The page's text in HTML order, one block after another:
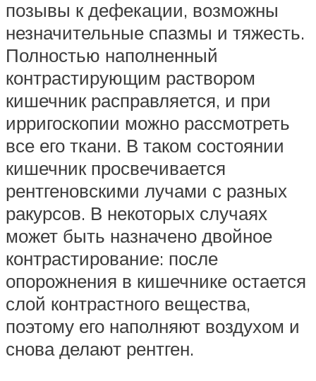
позывы к дефекации, возможны
незначительные спазмы и тяжесть.
Полностью наполненный
контрастирующим раствором
кишечник расправляется, и при
ирригоскопии можно рассмотреть
все его ткани. В таком состоянии
кишечник просвечивается
рентгеновскими лучами с разных
ракурсов. В некоторых случаях
может быть назначено двойное
контрастирование: после
опорожнения в кишечнике остается
слой контрастного вещества,
поэтому его наполняют воздухом и
снова делают рентген.